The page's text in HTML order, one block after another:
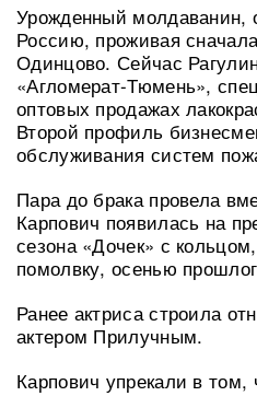
Урожденный молдаванин,
Россию, проживая
Одинцово. Сейчас
«Агломерат-Тюмень»,
оптовых продажах
Второй профиль
обслуживания систем
Пара до брака провела
Карпович появилась на
сезона «Дочек» с
помолвку, осенью
Ранее актриса строила
актером Прилучным.
Карпович упрекали в том,